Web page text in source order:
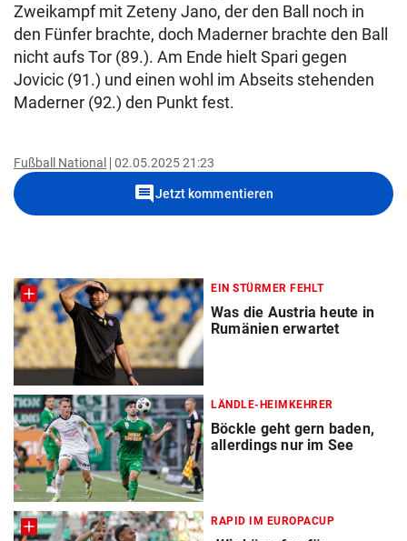
Zweikampf mit Zeteny Jano, der den Ball noch in
den Fünfer brachte, doch Maderner brachte den Ball
nicht aufs Tor (89.). Am Ende hielt Spari gegen
Jovicic (91.) und einen wohl im Abseits stehenden
Maderner (92.) den Punkt fest.
Fußball National 02.05.2025 21:23
commentJetzt kommentieren
EIN STÜRMER FEHLT
Was die Austria heute in
Rumänien erwartet
LÄNDLE-HEIMKEHRER
Böckle geht gern baden,
allerdings nur im See
RAPID IM EUROPACUP